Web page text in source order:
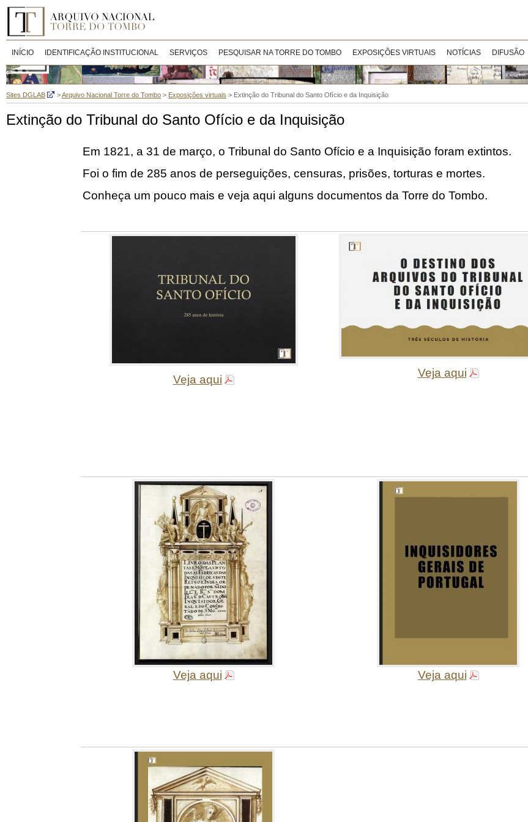
INÍCIO IDENTIFICAÇÃO INSTITUCIONAL SERVIÇOS PESQUISAR NA TORRE DO TOMBO EXPOSIÇÕES VIRTUAIS NOTÍCIAS DIFUSÃO
Sites DGLAB >Arquivo Nacional Torre do Tombo > Exposições virtuais > Extinção do Tribunal do Santo Ofício e da Inquisição
Extinção do Tribunal do Santo Ofício e da Inquisição
Em 1821, a 31 de março, o Tribunal do Santo Ofício e a Inquisição foram extintos.
Foi o fim de 285 anos de perseguições, censuras, prisões, torturas e mortes.
Conheça um pouco mais e veja aqui alguns documentos da Torre do Tombo.
Veja aqui
Veja aqui
Veja aqui Veja aqui